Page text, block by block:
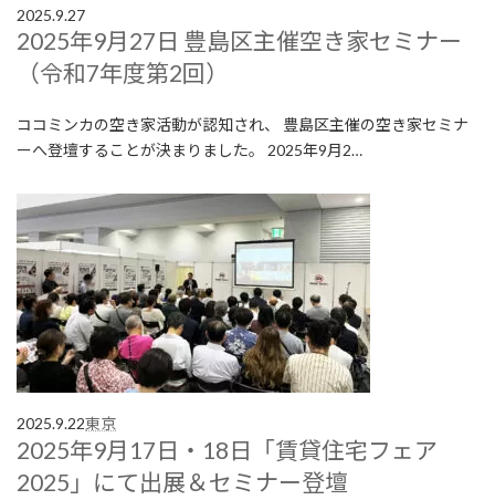
2025.9.27
2025年9月27日 豊島区主催空き家セミナー
（令和7年度第2回）
ココミンカの空き家活動が認知され、 豊島区主催の空き家セミナ
ーへ登壇することが決まりました。 2025年9月2…
2025.9.22東京
2025年9月17日・18日「賃貸住宅フェア
2025」にて出展＆セミナー登壇